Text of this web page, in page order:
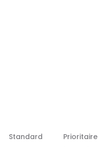
Standard Prioritaire